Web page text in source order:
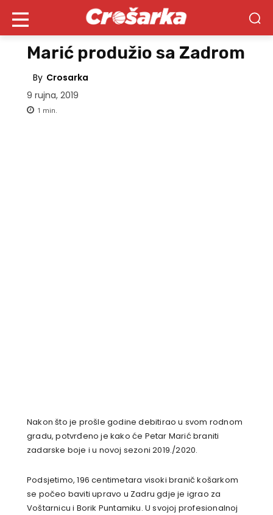
Marić produžio sa Zadrom
By Crosarka
9 rujna, 2019
1 min.
Nakon što je prošle godine debitirao u svom rodnom
gradu, potvrđeno je kako će Petar Marić braniti
zadarske boje i u novoj sezoni 2019./2020.
Podsjetimo, 196 centimetara visoki branič košarkom
se počeo baviti upravo u Zadru gdje je igrao za
Voštarnicu i Borik Puntamiku. U svojoj profesionalnoj